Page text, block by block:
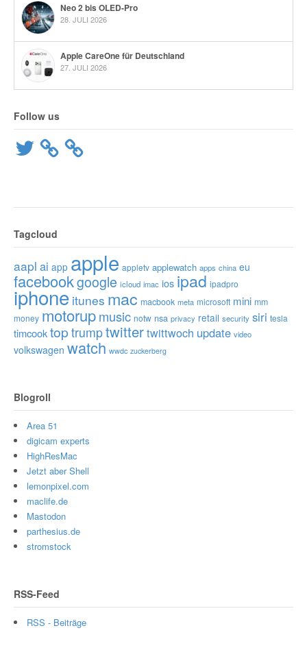
Neo 2 bis OLED-Pro
28. JULI 2026
Apple CareOne für Deutschland
27. JULI 2026
Follow us
Twitter
Tagcloud
aapl ai app apple appletv applewatch apps china eu
facebookgoogle icloud imac ios ipad ipadpro
iphone itunes mac macbook meta microsoft mini mm
money motorupmusic notw nsa privacy retail security siri tesla
timcooktop trumptwittertwittwoch update video
volkswagen watch wwdc zuckerberg
Blogroll
Area 51
digicam experts
HighResMac
Jetzt aber Shell
lemonpixel.com
maclife.de
Mastodon
parthesius.de
stromstock
RSS-Feed
RSS - Beiträge